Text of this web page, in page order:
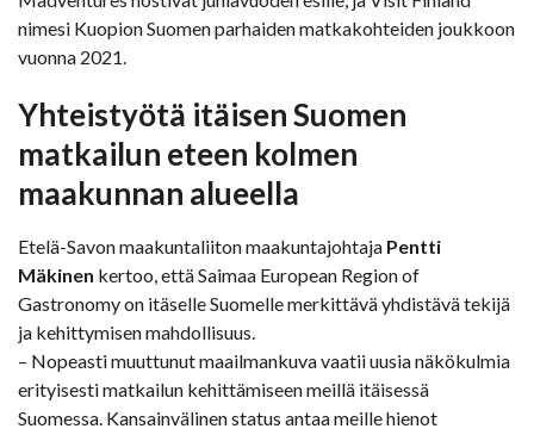
nimesi Kuopion Suomen parhaiden matkakohteiden joukkoon
vuonna 2021.
Yhteistyötä itäisen Suomen
matkailun eteen kolmen
maakunnan alueella
Etelä-Savon maakuntaliiton maakuntajohtaja Pentti
Mäkinen kertoo, että Saimaa European Region of
Gastronomy on itäselle Suomelle merkittävä yhdistävä tekijä
ja kehittymisen mahdollisuus.
– Nopeasti muuttunut maailmankuva vaatii uusia näkökulmia
erityisesti matkailun kehittämiseen meillä itäisessä
Suomessa. Kansainvälinen status antaa meille hienot